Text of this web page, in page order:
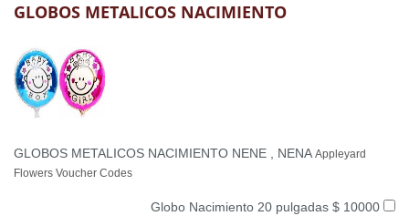
GLOBOS METALICOS NACIMIENTO
GLOBOS METALICOS NACIMIENTO NENE , NENA Appleyard
Flowers Voucher Codes
Globo Nacimiento 20 pulgadas $ 10000